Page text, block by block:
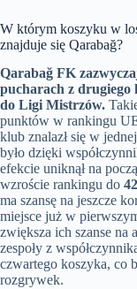
W którym koszyku w
znajduje się Qarabağ?
Qarabağ FK
pucharach z drugiego
do Ligi Mistrzów.
punktów w rankingu
klub znalazł się w
było dzięki
efekcie uniknął na
wzroście rankingu do
ma szansę na jeszcze
miejsce już w
zwiększa ich szanse na
zespoły z
czwartego koszyka, co
rozgrywek.